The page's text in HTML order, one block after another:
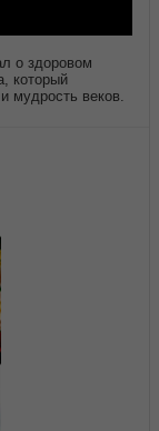
о здоровом
который
мудрость веков.